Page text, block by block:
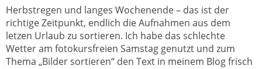
Herbstregen und langes Wochenende – das ist der
richtige Zeitpunkt, endlich die Aufnahmen aus dem
letzen Urlaub zu sortieren. Ich habe das schlechte
Wetter am fotokursfreien Samstag genutzt und zum
Thema „Bilder sortieren“ den Text in meinem Blog frisch